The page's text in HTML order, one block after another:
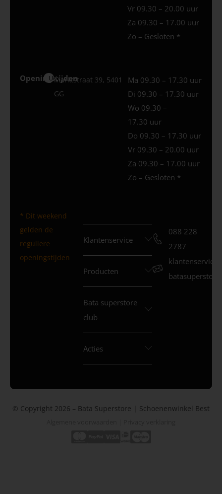
Vr 09.30 – 20.00 uur
Za 09.30 – 17.00 uur
Zo – Gesloten *
Openingstijden
Uden
Marktstraat 39, 5401
GG
Ma 09.30 – 17.30 uur
Di 09.30 – 17.30 uur
Wo 09.30 –
17.30 uur
Do 09.30 – 17.30 uur
Vr 09.30 – 20.00 uur
Za 09.30 – 17.00 uur
Zo – Gesloten *
* Dit weekend
gelden de
reguliere
openingstijden
Klantenservice
Producten
Bata superstore
club
Acties
088 228
2787
© Copyright 2026 – Bata Superstore | Schoenenwinkel Best